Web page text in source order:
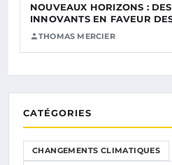
NOUVEAUX HORIZONS :
INNOVANTS EN FAVEUR
THOMAS MERCIER
CATÉGORIES
CHANGEMENTS CLIMATIQUES